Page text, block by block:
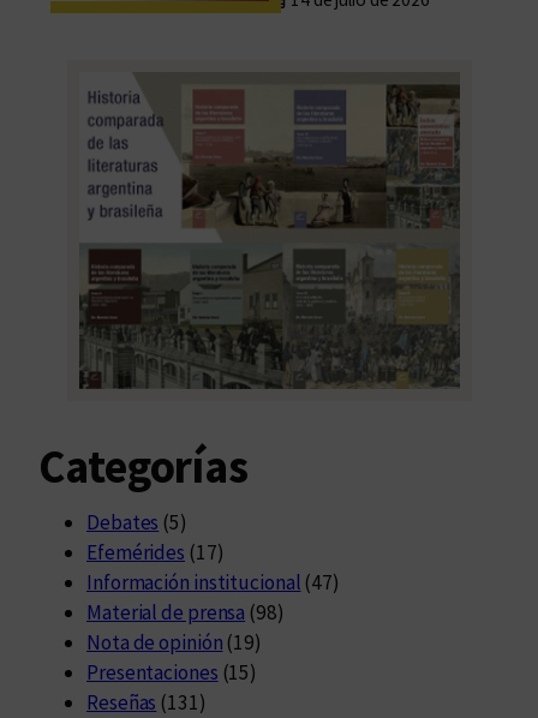
Categorías
Debates (5)
Efemérides (17)
Información institucional (47)
Material de prensa (98)
Nota de opinión (19)
Presentaciones (15)
Reseñas (131)